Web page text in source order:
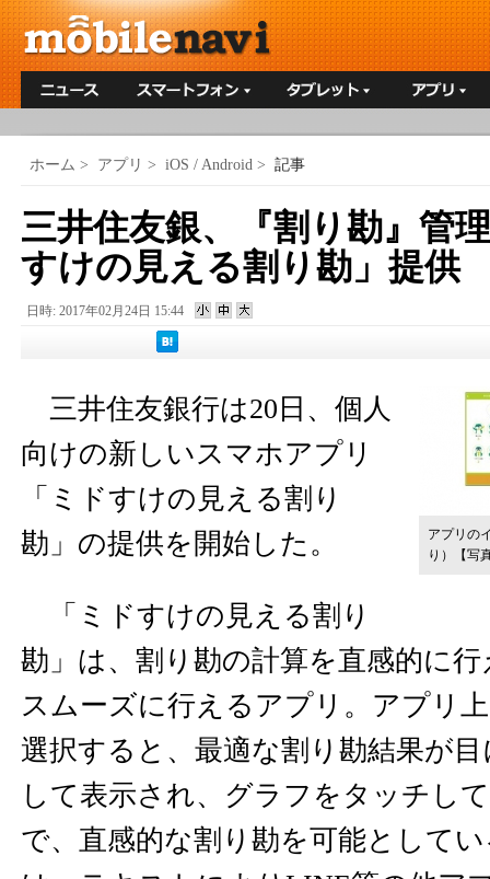
ホーム > アプリ > iOS / Android > 記事
三井住友銀、『割り勘』管
すけの見える割り勘」提供
日時: 2017年02月24日 15:44
アプリの
り）
【写
三井住友銀行は20日、個人
向けの新しいスマホアプリ
「ミドすけの見える割り
勘」の提供を開始した。
「ミドすけの見える割り
勘」は、割り勘の計算を直感的に
スムーズに行えるアプリ。アプリ
選択すると、最適な割り勘結果が
して表示され、グラフをタッチし
で、直感的な割り勘を可能として